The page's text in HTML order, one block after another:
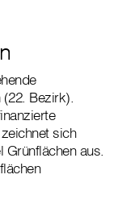
Bezirk).
sich
Grünflächen aus.